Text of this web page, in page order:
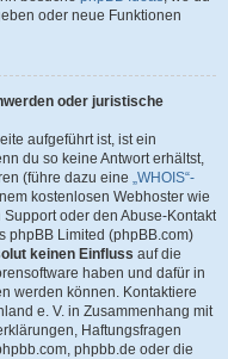
oder neue Funktionen
oder juristische
aufgeführt ist, ist ein
du so keine Antwort erhältst,
(führe dazu eine „WHOIS“-
kostenlosen Webhoster wie
oder den Abuse-Kontakt
phpBB Limited (phpBB.com)
keinen Einfluss auf die
haben und dafür in
werden können. Kontaktiere
e. V. in Zusammenhang mit
Haftungsfragen
phpbb.de oder die